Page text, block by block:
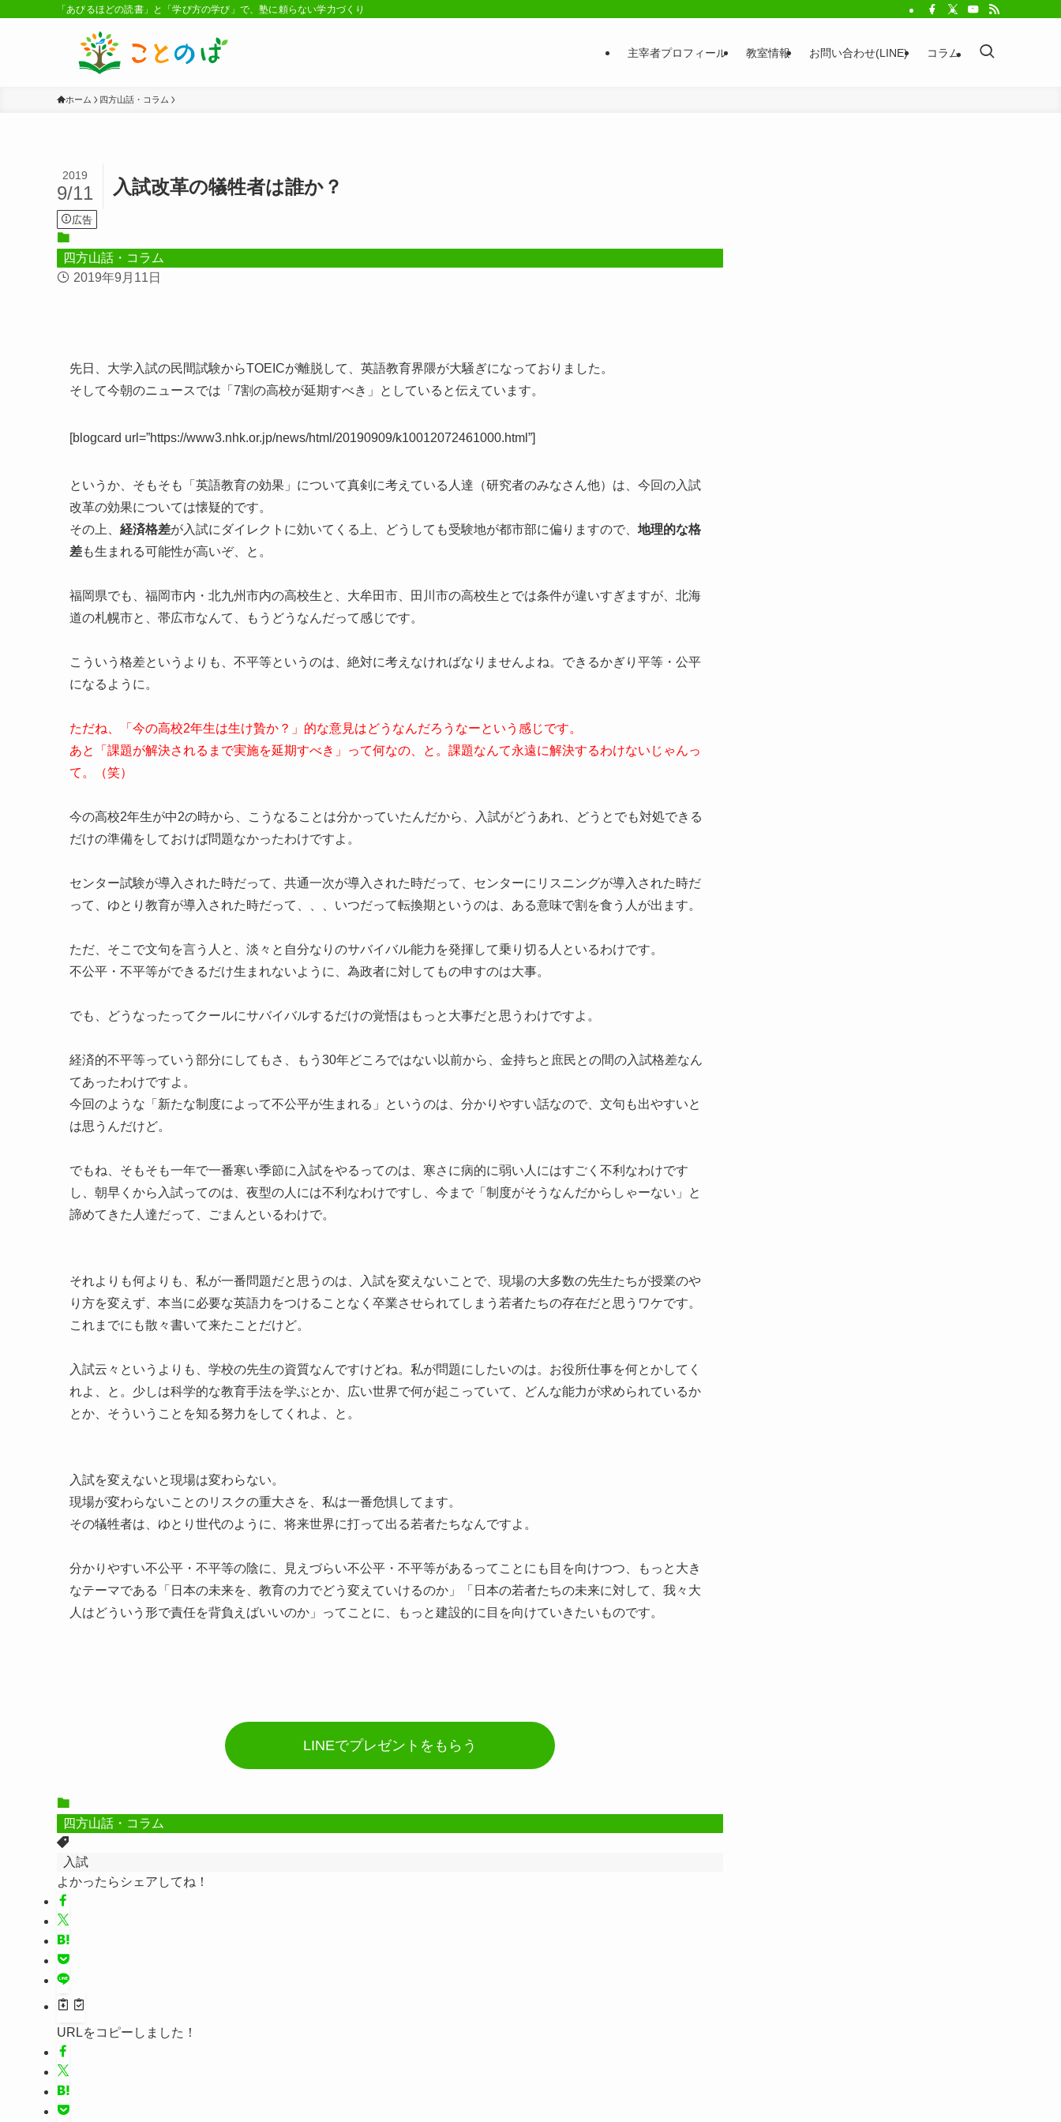
「あびるほどの読書」と「学び方の学び」で、塾に頼らない学力づくり
主宰者プロフィール 教室情報 お問い合わせ(LINE) コラム
ホーム 四方山話・コラム
入試改革の犠牲者は誰か？
2019
9/11
広告
四方山話・コラム
2019年9月11日
先日、大学入試の民間試験からTOEICが離脱して、英語教育界隈が大騒ぎになっておりました。
そして今朝のニュースでは「7割の高校が延期すべき」としていると伝えています。
[blogcard url=”https://www3.nhk.or.jp/news/html/20190909/k10012072461000.html”]
というか、そもそも「英語教育の効果」について真剣に考えている人達（研究者のみなさん他）は、今回の入試
改革の効果については懐疑的です。
その上、 経済格差が入試にダイレクトに効いてくる上、どうしても受験地が都市部に偏りますので、 地理的な格
差も生まれる可能性が高いぞ、と。
福岡県でも、福岡市内・北九州市内の高校生と、大牟田市、田川市の高校生とでは条件が違いすぎますが、北海
道の札幌市と、帯広市なんて、もうどうなんだって感じです。
こういう格差というよりも、不平等というのは、絶対に考えなければなりませんよね。できるかぎり平等・公平
になるように。
ただね、「今の高校2年生は生け贄か？」的な意見はどうなんだろうなーという感じです。
あと「課題が解決されるまで実施を延期すべき」って何なの、と。課題なんて永遠に解決するわけないじゃんっ
て。（笑）
今の高校2年生が中2の時から、こうなることは分かっていたんだから、入試がどうあれ、どうとでも対処できる
だけの準備をしておけば問題なかったわけですよ。
センター試験が導入された時だって、共通一次が導入された時だって、センターにリスニングが導入された時だ
って、ゆとり教育が導入された時だって、、、いつだって転換期というのは、ある意味で割を食う人が出ます。
ただ、そこで文句を言う人と、淡々と自分なりのサバイバル能力を発揮して乗り切る人といるわけです。
不公平・不平等ができるだけ生まれないように、為政者に対してもの申すのは大事。
でも、どうなったってクールにサバイバルするだけの覚悟はもっと大事だと思うわけですよ。
経済的不平等っていう部分にしてもさ、もう30年どころではない以前から、金持ちと庶民との間の入試格差なん
てあったわけですよ。
今回のような「新たな制度によって不公平が生まれる」というのは、分かりやすい話なので、文句も出やすいと
は思うんだけど。
でもね、そもそも一年で一番寒い季節に入試をやるってのは、寒さに病的に弱い人にはすごく不利なわけです
し、朝早くから入試ってのは、夜型の人には不利なわけですし、今まで「制度がそうなんだからしゃーない」と
諦めてきた人達だって、ごまんといるわけで。
それよりも何よりも、私が一番問題だと思うのは、入試を変えないことで、現場の大多数の先生たちが授業のや
り方を変えず、本当に必要な英語力をつけることなく卒業させられてしまう若者たちの存在だと思うワケです。
これまでにも散々書いて来たことだけど。
入試云々というよりも、学校の先生の資質なんですけどね。私が問題にしたいのは。お役所仕事を何とかしてく
れよ、と。少しは科学的な教育手法を学ぶとか、広い世界で何が起こっていて、どんな能力が求められているか
とか、そういうことを知る努力をしてくれよ、と。
入試を変えないと現場は変わらない。
現場が変わらないことのリスクの重大さを、私は一番危惧してます。
その犠牲者は、ゆとり世代のように、将来世界に打って出る若者たちなんですよ。
分かりやすい不公平・不平等の陰に、見えづらい不公平・不平等があるってことにも目を向けつつ、もっと大き
なテーマである「日本の未来を、教育の力でどう変えていけるのか」「日本の若者たちの未来に対して、我々大
人はどういう形で責任を背負えばいいのか」ってことに、もっと建設的に目を向けていきたいものです。
LINEでプレゼントをもらう
四方山話・コラム
入試
よかったらシェアしてね！
URLをコピーしました！